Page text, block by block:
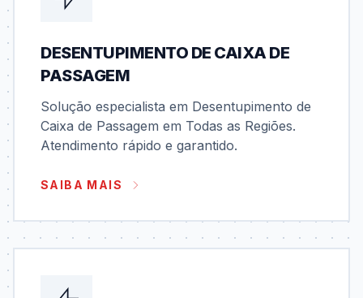
DESENTUPIMENTO DE CAIXA DE
PASSAGEM
Solução especialista em Desentupimento de
Caixa de Passagem em Todas as Regiões.
Atendimento rápido e garantido.
SAIBA MAIS